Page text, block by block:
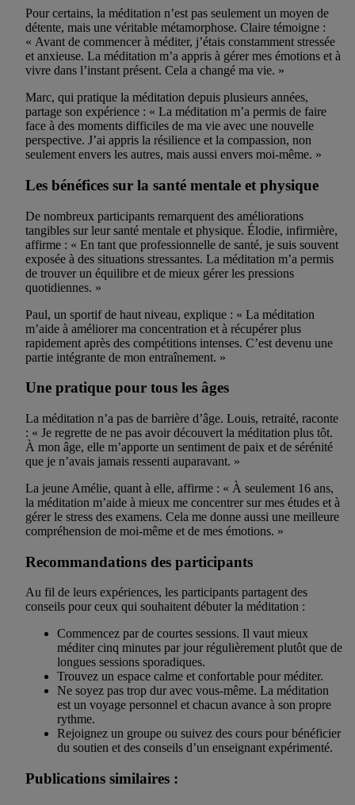
Pour certains, la méditation n’est pas seulement un moyen de
détente, mais une véritable métamorphose. Claire témoigne :
« Avant de commencer à méditer, j’étais constamment stressée
et anxieuse. La méditation m’a appris à gérer mes émotions et à
vivre dans l’instant présent. Cela a changé ma vie. »
Marc, qui pratique la méditation depuis plusieurs années,
partage son expérience : « La méditation m’a permis de faire
face à des moments difficiles de ma vie avec une nouvelle
perspective. J’ai appris la résilience et la compassion, non
seulement envers les autres, mais aussi envers moi-même. »
Les bénéfices sur la santé mentale et physique
De nombreux participants remarquent des améliorations
tangibles sur leur santé mentale et physique. Élodie, infirmière,
affirme : « En tant que professionnelle de santé, je suis souvent
exposée à des situations stressantes. La méditation m’a permis
de trouver un équilibre et de mieux gérer les pressions
quotidiennes. »
Paul, un sportif de haut niveau, explique : « La méditation
m’aide à améliorer ma concentration et à récupérer plus
rapidement après des compétitions intenses. C’est devenu une
partie intégrante de mon entraînement. »
Une pratique pour tous les âges
La méditation n’a pas de barrière d’âge. Louis, retraité, raconte
: « Je regrette de ne pas avoir découvert la méditation plus tôt.
À mon âge, elle m’apporte un sentiment de paix et de sérénité
que je n’avais jamais ressenti auparavant. »
La jeune Amélie, quant à elle, affirme : « À seulement 16 ans,
la méditation m’aide à mieux me concentrer sur mes études et à
gérer le stress des examens. Cela me donne aussi une meilleure
compréhension de moi-même et de mes émotions. »
Recommandations des participants
Au fil de leurs expériences, les participants partagent des
conseils pour ceux qui souhaitent débuter la méditation :
Commencez par de courtes sessions. Il vaut mieux
méditer cinq minutes par jour régulièrement plutôt que de
longues sessions sporadiques.
Trouvez un espace calme et confortable pour méditer.
Ne soyez pas trop dur avec vous-même. La méditation
est un voyage personnel et chacun avance à son propre
rythme.
Rejoignez un groupe ou suivez des cours pour bénéficier
du soutien et des conseils d’un enseignant expérimenté.
Publications similaires :